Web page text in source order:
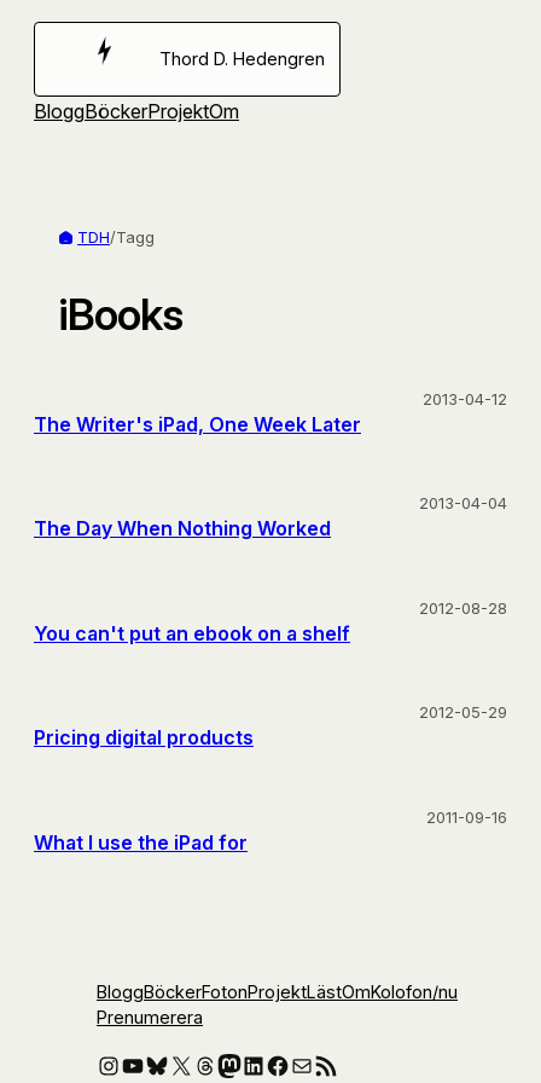
Hoppa
Thord D. Hedengren
BloggBöckerProjektOm
TDH/Tagg
iBooks
The Writer's iPad, One Week Later
2013-04-12
The Day When Nothing Worked
2013-04-04
You can't put an ebook on a shelf
2012-08-28
Pricing digital products
2012-05-29
What I use the iPad for
2011-09-16
BloggBöckerFotonProjektLästOmKolofon/nu
Prenumerera
Instagram
YouTube
Bluesky
X Threads
Mastodon
LinkedIn
Facebook
E-postRSS-flöde